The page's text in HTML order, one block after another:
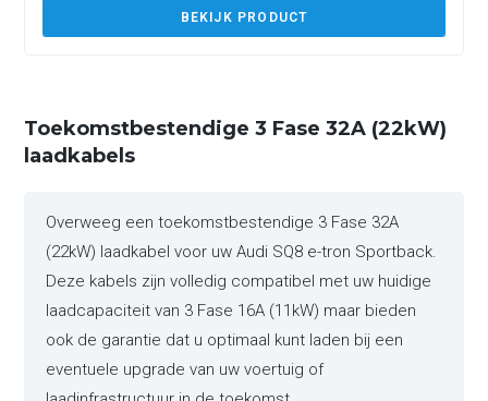
BEKIJK PRODUCT
Toekomstbestendige 3 Fase 32A (22kW)
laadkabels
Overweeg een toekomstbestendige 3 Fase 32A
(22kW) laadkabel voor uw Audi SQ8 e-tron Sportback.
Deze kabels zijn volledig compatibel met uw huidige
laadcapaciteit van 3 Fase 16A (11kW) maar bieden
ook de garantie dat u optimaal kunt laden bij een
eventuele upgrade van uw voertuig of